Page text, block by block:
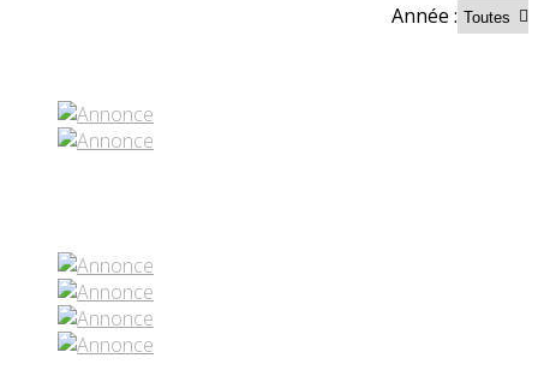
Année :